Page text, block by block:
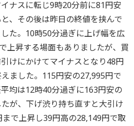
ナスに転じ9時20分前に81円安
、その後は昨日の終値を挟んで
た。10時50分過ぎに上げ幅を広
上昇する場面もありましたが、買
けにかけてマイナスとなり48円
ました。115円安の27,995円で
均は12時40分過ぎに163円安の
が、下げ渋り持ち直すと大引け
で上昇し39円高の28,149円で取